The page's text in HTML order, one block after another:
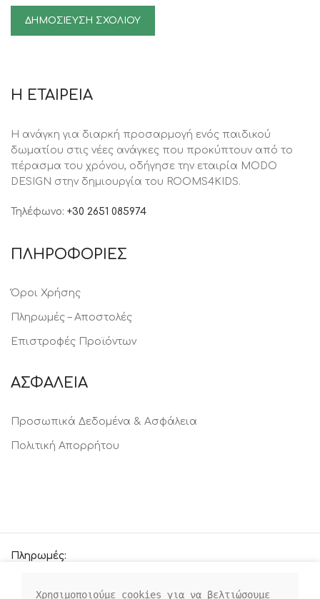
Η ΕΤΑΙΡΕΙΑ
Η ανάγκη για διαρκή προσαρμογή ενός παιδικού
δωματίου στις νέες ανάγκες που προκύπτουν από το
πέρασμα του χρόνου, oδήγησε την εταιρία MODO
DESIGN στην δημιουργία του ROOMS4KIDS.
Τηλέφωνο: +30 2651 085974
ΠΛΗΡΟΦΟΡΙΕΣ
Όροι Χρήσης
Πληρωμές – Αποστολές
Επιστροφές Προϊόντων
ΑΣΦΑΛΕΙΑ
Προσωπικά Δεδομένα & Ασφάλεια
Πολιτική Απορρήτου
Πληρωμές:
Χρησιμοποιούμε cookies για να βελτιώσουμε